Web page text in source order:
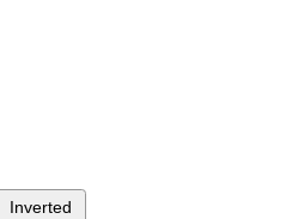
Inverted